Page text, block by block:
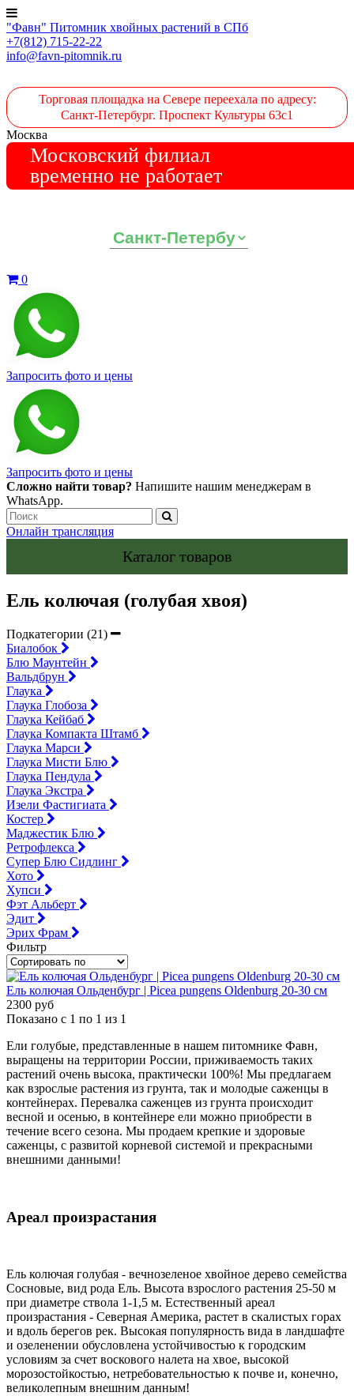
"Фавн" Питомник хвойных растений в СПб
+7(812) 715-22-22
info@favn-pitomnik.ru
Торговая площадка на Севере переехала по адресу:
Санкт-Петербург. Проспект Культуры 63с1
Москва
Московский филиал
временно не работает
0
Запросить фото и цены
Запросить фото и цены
Сложно найти товар? Напишите нашим менеджерам в
WhatsApp.
Онлайн трансляция
Каталог товаров
Ель колючая (голубая хвоя)
Подкатегории (21)
Биалобок
Блю Маунтейн
Вальдбрун
Глаука
Глаука Глобоза
Глаука Кейбаб
Глаука Компакта Штамб
Глаука Марси
Глаука Мисти Блю
Глаука Пендула
Глаука Экстра
Изели Фастигиата
Костер
Маджестик Блю
Ретрофлекса
Супер Блю Сидлинг
Хото
Хупси
Фэт Альберт
Эдит
Эрих Фрам
Фильтр
Ель колючая Ольденбург | Picea pungens Oldenburg 20-30 см
2300 руб
Показано с 1 по 1 из 1
Ели голубые, представленные в нашем питомнике Фавн,
выращены на территории России, приживаемость таких
растений очень высока, практически 100%! Мы предлагаем
как взрослые растения из грунта, так и молодые саженцы в
контейнерах. Перевалка саженцев из грунта происходит
весной и осенью, в контейнере ели можно приобрести в
течение всего сезона. Мы продаем крепкие и здоровые
саженцы, с развитой корневой системой и прекрасными
внешними данными!
Ареал произрастания
Ель колючая голубая - вечнозеленое хвойное дерево семейства
Сосновые, вид рода Ель. Высота взрослого растения 25-50 м
при диаметре ствола 1-1,5 м. Естественный ареал
произрастания - Северная Америка, растет в скалистых горах
и вдоль берегов рек. Высокая популярность вида в ландшафте
и озеленении обусловлена устойчивостью к городским
условиям за счет воскового налета на хвое, высокой
морозостойкостью, нетребовательностью к почве и, конечно,
великолепным внешним данным!